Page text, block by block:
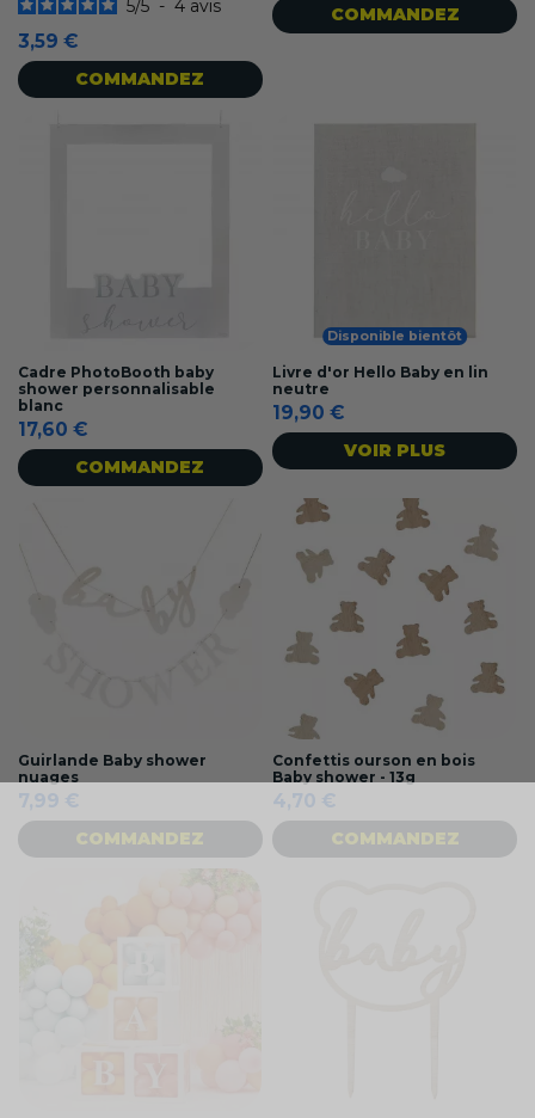
5/5 - 4 avis
3,59 €
COMMANDEZ
COMMANDEZ
Cadre PhotoBooth baby
shower personnalisable
blanc
17,60 €
COMMANDEZ
Disponible bientôt
Livre d'or Hello Baby en lin
neutre
19,90 €
VOIR PLUS
Guirlande Baby shower
nuages
7,99 €
COMMANDEZ
Confettis ourson en bois
Baby shower - 13g
4,70 €
COMMANDEZ